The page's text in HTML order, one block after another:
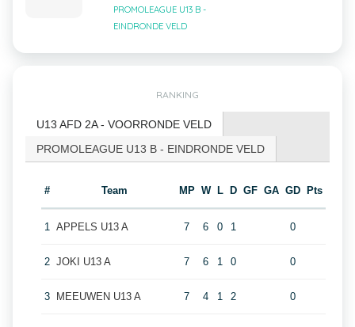
PROMOLEAGUE U13 B -
EINDRONDE VELD
RANKING
U13 AFD 2A - VOORRONDE VELD
PROMOLEAGUE U13 B - EINDRONDE VELD
# Team MP W L D GF GA GD Pts
1 APPELS U13 A 7 6 0 1 0
2 JOKI U13 A 7 6 1 0 0
3 MEEUWEN U13 A 7 4 1 2 0